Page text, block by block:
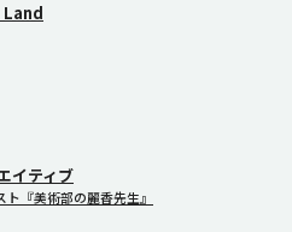
イティブ
ト『美術部の麗香先生』